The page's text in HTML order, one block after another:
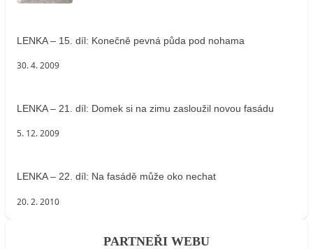
LENKA – 15. díl: Konečně pevná půda pod nohama
30. 4. 2009
LENKA – 21. díl: Domek si na zimu zasloužil novou fasádu
5. 12. 2009
LENKA – 22. díl: Na fasádě může oko nechat
20. 2. 2010
PARTNEŘI WEBU